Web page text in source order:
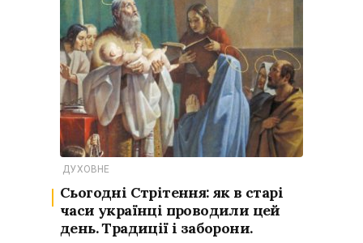
ДУХОВНЕ
Сьогодні Стрітення: як в старі
часи українці проводили цей
день. Традиції і заборони.